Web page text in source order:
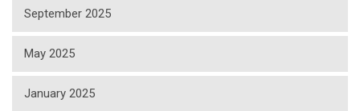
September 2025
May 2025
January 2025